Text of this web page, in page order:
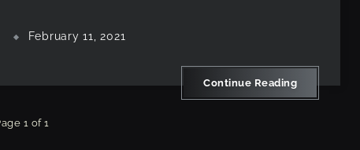
February 11, 2021
Continue Reading
1 of 1